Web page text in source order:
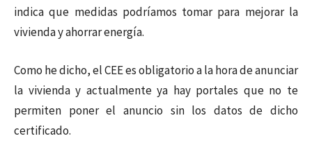
indica que medidas podríamos tomar para mejorar la
vivienda y ahorrar energía.
Como he dicho, el CEE es obligatorio a la hora de anunciar
la vivienda y actualmente ya hay portales que no te
permiten poner el anuncio sin los datos de dicho
certificado.